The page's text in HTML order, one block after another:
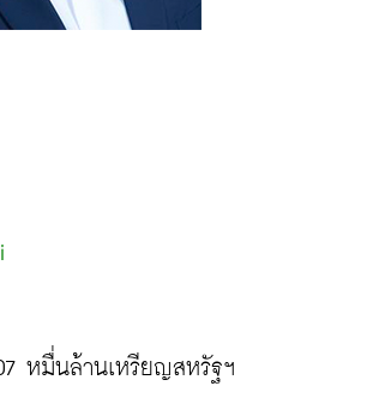
หมื่นล้านเหรียญสหรัฐฯ